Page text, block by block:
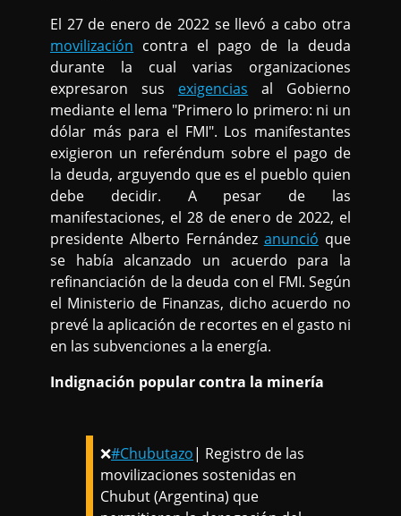
El 27 de enero de 2022 se llevó a cabo otra
movilización contra el pago de la deuda
durante la cual varias organizaciones
expresaron sus exigencias al Gobierno
mediante el lema "Primero lo primero: ni un
dólar más para el FMI". Los manifestantes
exigieron un referéndum sobre el pago de
la deuda, arguyendo que es el pueblo quien
debe decidir. A pesar de las
manifestaciones, el 28 de enero de 2022, el
presidente Alberto Fernández anunció que
se había alcanzado un acuerdo para la
refinanciación de la deuda con el FMI. Según
el Ministerio de Finanzas, dicho acuerdo no
prevé la aplicación de recortes en el gasto ni
en las subvenciones a la energía.
Indignación popular contra la minería
❌#Chubutazo| Registro de las
movilizaciones sostenidas en
Chubut (Argentina) que